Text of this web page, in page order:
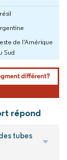
de l'Amérique
Sud
répond
tubes